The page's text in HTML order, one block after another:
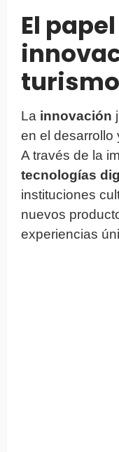
El
La innovación
en el desarrollo
A través de la
tecnologías
instituciones
nuevos
experiencias